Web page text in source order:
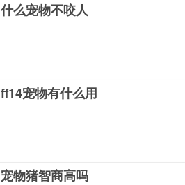
什么宠物不咬人
ff14宠物有什么用
宠物猪智商高吗